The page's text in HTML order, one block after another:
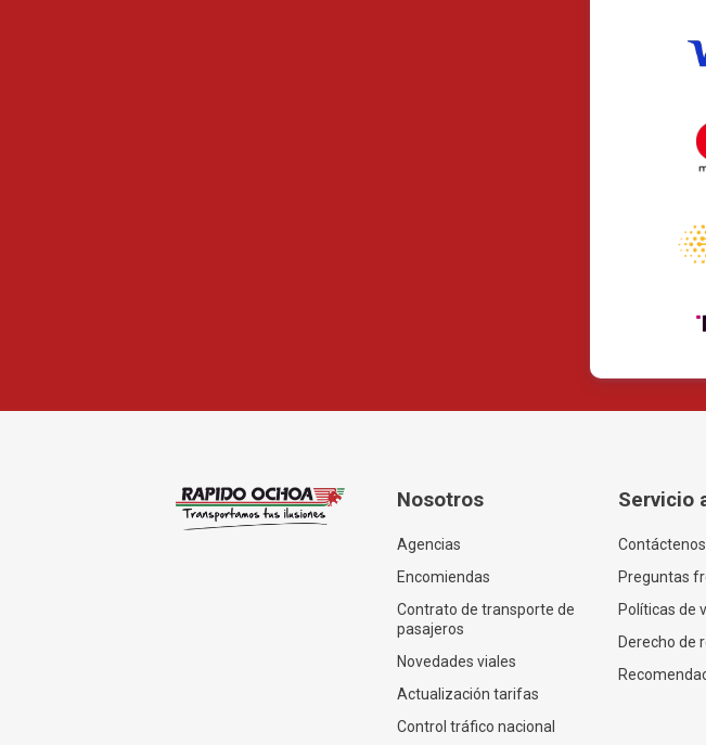
Nosotros
Agencias
Encomiendas
Contrato de transporte de
pasajeros
Novedades viales
Actualización tarifas
Control tráfico nacional
Servicio
Contáctenos
Preguntas
Políticas de
Derecho de